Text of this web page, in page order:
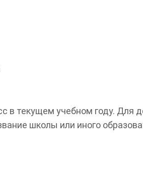
в текущем учебном году. Для
школы или иного